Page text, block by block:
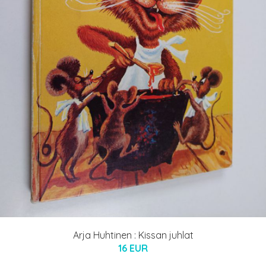
Arja Huhtinen : Kissan juhlat
16 EUR